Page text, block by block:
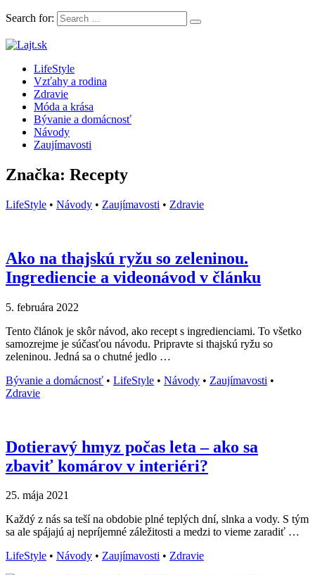
Search for:
Lajt.sk
LifeStyle magazín plný článkov, rád a inšpirácii
LifeStyle
Vzťahy a rodina
Zdravie
Móda a krása
Bývanie a domácnosť
Návody
Zaujímavosti
Značka: Recepty
LifeStyle • Návody • Zaujímavosti • Zdravie
Ako na thajskú ryžu so zeleninou.
Ingrediencie a videonávod v článku
5. februára 2022
Tento článok je skôr návod, ako recept s ingredienciami. To všetko
samozrejme je súčasťou návodu. Pripravte si thajskú ryžu so
zeleninou. Jedná sa o chutné jedlo …
Bývanie a domácnosť • LifeStyle • Návody • Zaujímavosti •
Zdravie
Dotieravý hmyz počas leta – ako sa
zbaviť komárov v interiéri?
25. mája 2021
Každý z nás sa teší na obdobie plné teplých dní, slnka a vody. S tým
sa ale spájajú aj nepríjemné záležitosti a medzi to vieme zaradiť …
LifeStyle • Návody • Zaujímavosti • Zdravie